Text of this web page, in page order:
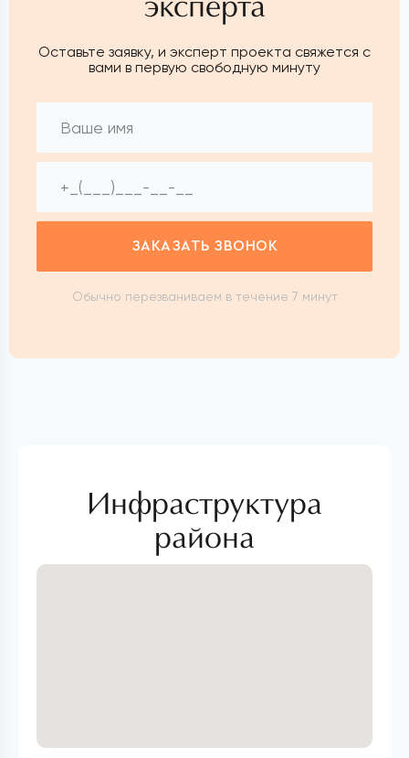
Оставьте заявку, и эксперт проекта свяжется с
вами в первую свободную минуту
ЗАКАЗАТЬ ЗВОНОК
Обычно перезваниваем в течение 7 минут
Инфраструктура
района